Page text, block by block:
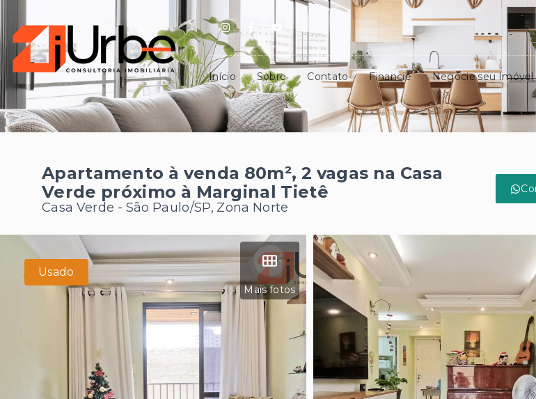
Início Sobre Contato Financie Negocie seu Imóvel
Apartamento à venda 80m², 2 vagas na Casa
Verde próximo à Marginal Tietê
Casa Verde - São Paulo/SP, Zona Norte
Mais fotos
Usado